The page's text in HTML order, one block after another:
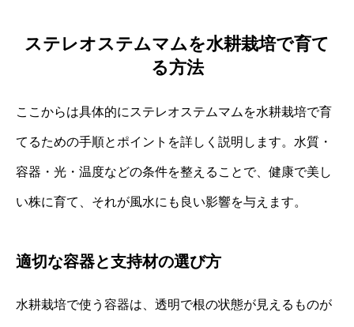
ステレオステムマムを水耕栽培で育て
る方法
ここからは具体的にステレオステムマムを水耕栽培で育
てるための手順とポイントを詳しく説明します。水質・
容器・光・温度などの条件を整えることで、健康で美し
い株に育て、それが風水にも良い影響を与えます。
適切な容器と支持材の選び方
水耕栽培で使う容器は、透明で根の状態が見えるものが